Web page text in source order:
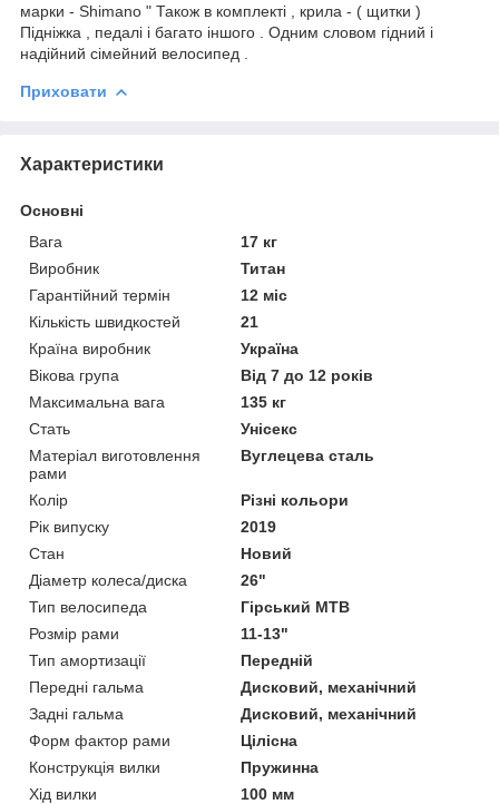
марки - Shimano " Також в комплекті , крила - ( щитки )
Підніжка , педалі і багато іншого . Одним словом гідний і
надійний сімейний велосипед .
Приховати
Характеристики
Основні
Вага
17 кг
Виробник
Титан
Гарантійний термін
12 міс
Кількість швидкостей
21
Країна виробник
Україна
Вікова група
Від 7 до 12 років
Максимальна вага
135 кг
Стать
Унісекс
Матеріал виготовлення
рами
Вуглецева сталь
Колір
Різні кольори
Рік випуску
2019
Стан
Новий
Діаметр колеса/диска
26"
Тип велосипеда
Гірський MTB
Розмір рами
11-13"
Тип амортизації
Передній
Передні гальма
Дисковий, механічний
Задні гальма
Дисковий, механічний
Форм фактор рами
Цілісна
Конструкція вилки
Пружинна
Хід вилки
100 мм